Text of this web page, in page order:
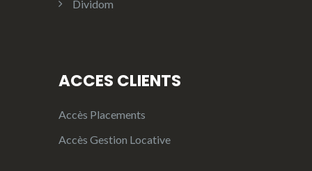
Dividom
ACCES CLIENTS
Accès Placements
Accès Gestion Locative